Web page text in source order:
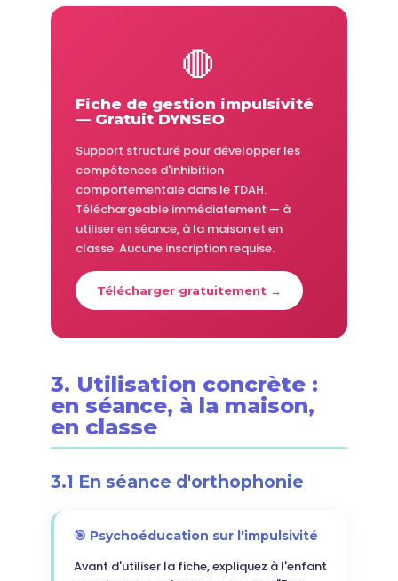
🛑
Fiche de gestion impulsivité
— Gratuit DYNSEO
Support structuré pour développer les
compétences d'inhibition
comportementale dans le TDAH.
Téléchargeable immédiatement — à
utiliser en séance, à la maison et en
classe. Aucune inscription requise.
Télécharger gratuitement →
3. Utilisation concrète :
en séance, à la maison,
en classe
3.1 En séance d'orthophonie
🎯 Psychoéducation sur l'impulsivité
Avant d'utiliser la fiche, expliquez à l'enfant